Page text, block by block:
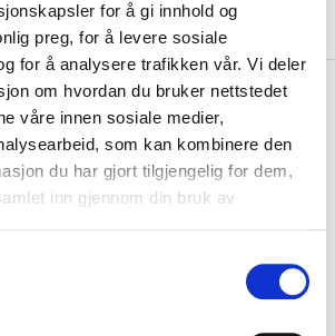
for å gi innhold og
preg, for å levere sosiale
for å analysere trafikken vår. Vi deler
om hvordan du bruker nettstedet
våre innen sosiale medier,
som kan kombinere den
du har gjort tilgjengelig for dem,
inn gjennom din bruk av
Kjøp & Hent
Kjøp & Hent i ditt varehus.
LES MER